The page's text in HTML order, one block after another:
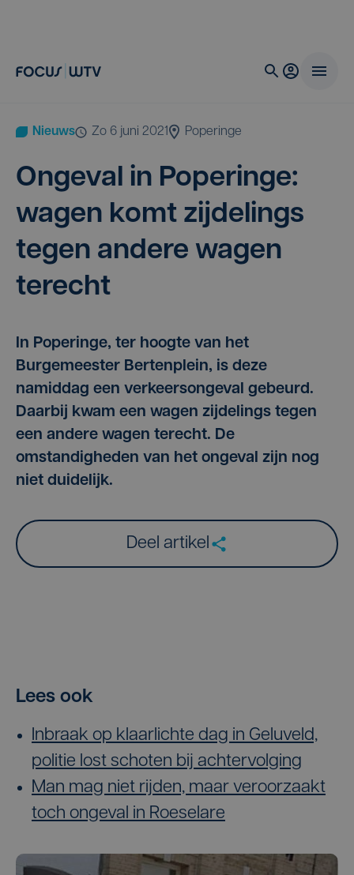
Nieuws zo 6 juni 2021 Poperinge
Onge­val in Pope­rin­ge:
wagen komt zij­de­lings
tegen ande­re wagen
terecht
In Poperinge, ter hoogte van het
Burgemeester Bertenplein, is deze
namiddag een verkeersongeval gebeurd.
Daarbij kwam een wagen zijdelings tegen
een andere wagen terecht. De
omstandigheden van het ongeval zijn nog
niet duidelijk.
Deel artikel
Lees ook
Inbraak op klaarlichte dag in Geluveld,
politie lost schoten bij achtervolging
Man mag niet rijden, maar veroorzaakt
toch ongeval in Roeselare